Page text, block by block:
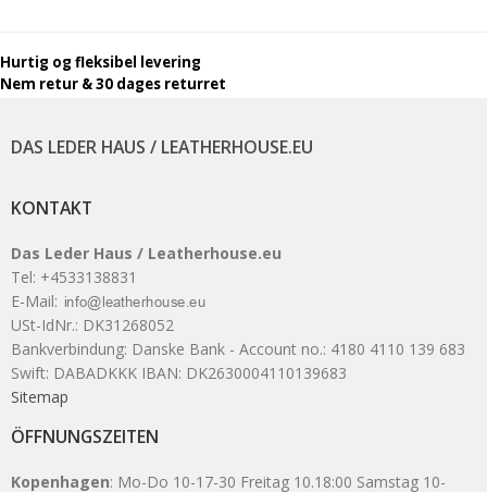
DAS LEDER HAUS / LEATHERHOUSE.EU
KONTAKT
Das Leder Haus / Leatherhouse.eu
Tel: +4533138831
E-Mail:
USt-IdNr.: DK31268052
Bankverbindung: Danske Bank - Account no.: 4180 4110 139 683
Swift: DABADKKK IBAN: DK2630004110139683
Sitemap
ÖFFNUNGSZEITEN
Kopenhagen: Mo-Do 10-17-30 Freitag 10.18:00 Samstag 10-
Hurtig og fleksibel levering
Nem retur & 30 dages returret